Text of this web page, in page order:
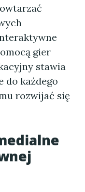
gier
stawia
do każdego
rozwijać się